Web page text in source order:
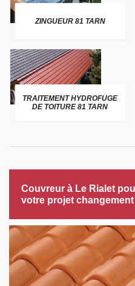
ZINGUEUR 81 TARN
TRAITEMENT HYDROFUGE
DE TOITURE 81 TARN
Couvreur à Le Rialet
votre projet